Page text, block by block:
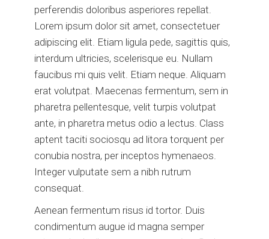
perferendis doloribus asperiores repellat.
Lorem ipsum dolor sit amet, consectetuer
adipiscing elit. Etiam ligula pede, sagittis quis,
interdum ultricies, scelerisque eu. Nullam
faucibus mi quis velit. Etiam neque. Aliquam
erat volutpat. Maecenas fermentum, sem in
pharetra pellentesque, velit turpis volutpat
ante, in pharetra metus odio a lectus. Class
aptent taciti sociosqu ad litora torquent per
conubia nostra, per inceptos hymenaeos.
Integer vulputate sem a nibh rutrum
consequat.
Aenean fermentum risus id tortor. Duis
condimentum augue id magna semper